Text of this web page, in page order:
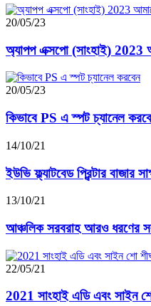
20/05/23
অ্যাপপ এক্সপো (সাংহাই) 2023
20/05/23
কিভাবে PS এ স্পট চ্যানেল
14/10/21
ইউভি ফ্ল্যাটবেড প্রিন্টার বাজার
13/10/21
আঞ্চলিক সরবরাহ আরও ধরণের
22/05/21
2021 সাংহাই এডি এবং সাইন